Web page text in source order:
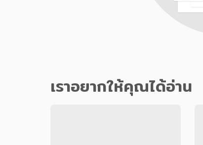
เราอยากให้คุณได้อ่าน